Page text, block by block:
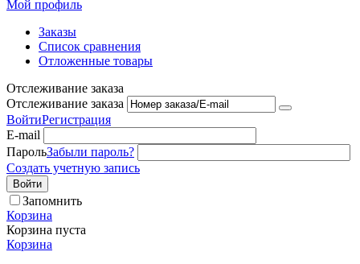
Мой профиль
Заказы
Список сравнения
Отложенные товары
Отслеживание заказа
Отслеживание заказа
ВойтиРегистрация
E-mail
ПарольЗабыли пароль?
Создать учетную запись
Войти
Запомнить
Корзина
Корзина пуста
Корзина